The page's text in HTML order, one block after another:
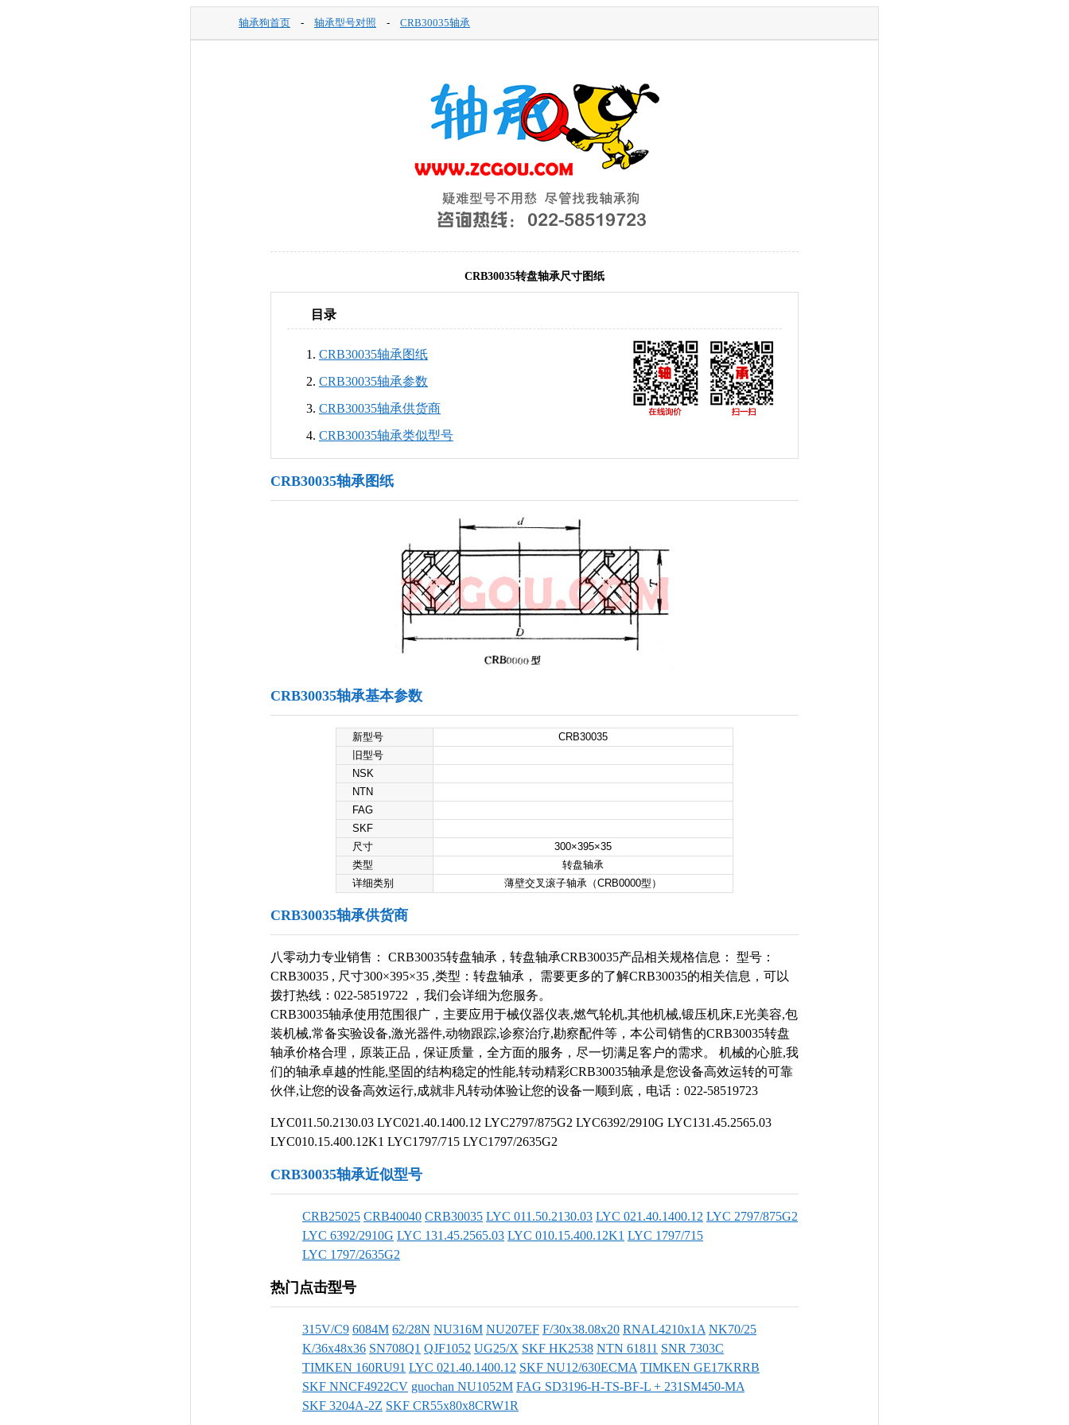
轴承狗首页 - 轴承型号对照 - CRB30035轴承
CRB30035转盘轴承尺寸图纸
目录
CRB30035轴承图纸
CRB30035轴承参数
CRB30035轴承供货商
CRB30035轴承类似型号
CRB30035轴承图纸
CRB30035轴承基本参数
新型号
CRB30035
旧型号
NSK
NTN
FAG
SKF
尺寸
300×395×35
类型
转盘轴承
详细类别
薄壁交叉滚子轴承（CRB0000型）
CRB30035轴承供货商
八零动力专业销售： CRB30035转盘轴承，转盘轴承CRB30035产品相关规格信息： 型号：
CRB30035 , 尺寸300×395×35 ,类型：转盘轴承， 需要更多的了解CRB30035的相关信息，可以
拨打热线：022-58519722 ，我们会详细为您服务。
CRB30035轴承使用范围很广，主要应用于械仪器仪表,燃气轮机,其他机械,锻压机床,E光美容,包
装机械,常备实验设备,激光器件,动物跟踪,诊察治疗,勘察配件等，本公司销售的CRB30035转盘
轴承价格合理，原装正品，保证质量，全方面的服务，尽一切满足客户的需求。 机械的心脏,我
们的轴承卓越的性能,坚固的结构稳定的性能,转动精彩CRB30035轴承是您设备高效运转的可靠
伙伴,让您的设备高效运行,成就非凡转动体验让您的设备一顺到底，电话：022-58519723
LYC011.50.2130.03 LYC021.40.1400.12 LYC2797/875G2 LYC6392/2910G LYC131.45.2565.03
LYC010.15.400.12K1 LYC1797/715 LYC1797/2635G2
CRB30035轴承近似型号
CRB25025 CRB40040 CRB30035 LYC 011.50.2130.03 LYC 021.40.1400.12 LYC 2797/875G2
LYC 6392/2910G LYC 131.45.2565.03 LYC 010.15.400.12K1 LYC 1797/715
LYC 1797/2635G2
热门点击型号
315V/C9 6084M 62/28N NU316M NU207EF F/30x38.08x20 RNAL4210x1A NK70/25
K/36x48x36 SN708Q1 QJF1052 UG25/X SKF HK2538 NTN 61811 SNR 7303C
TIMKEN 160RU91 LYC 021.40.1400.12 SKF NU12/630ECMA TIMKEN GE17KRRB
SKF NNCF4922CV guochan NU1052M FAG SD3196-H-TS-BF-L + 231SM450-MA
SKF 3204A-2Z SKF CR55x80x8CRW1R